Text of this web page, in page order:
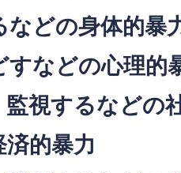
などの身体的暴
すなどの心理的
監視するなどの
済的暴力